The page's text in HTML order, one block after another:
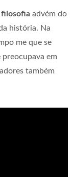
filosofia advém do
história. Na
me que se
preocupava em
também